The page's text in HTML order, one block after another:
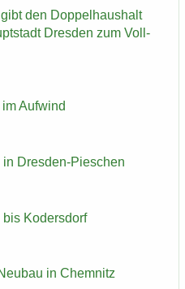
den Dop­pel­haus­halt
Dres­den zum Voll­
Auf­wind
in Dresden-​Pieschen
Ko­ders­dorf
in Chem­nitz